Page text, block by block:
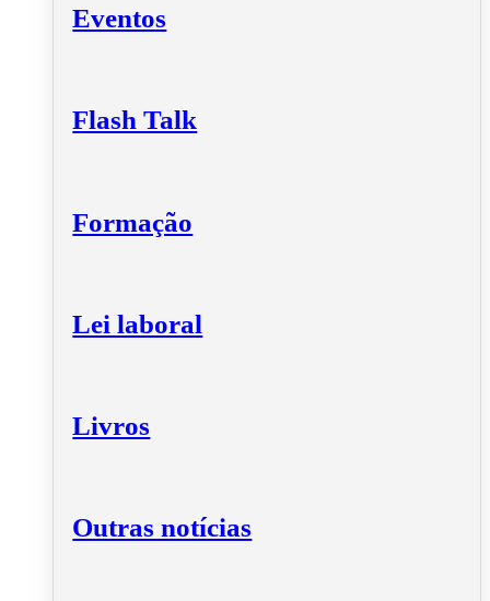
Eventos
Flash Talk
Formação
Lei laboral
Livros
Outras notícias